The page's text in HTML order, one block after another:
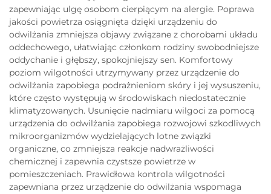
zapewniając ulgę osobom cierpiącym na alergie. Poprawa
jakości powietrza osiągnięta dzięki urządzeniu do
odwilżania zmniejsza objawy związane z chorobami układu
oddechowego, ułatwiając członkom rodziny swobodniejsze
oddychanie i głębszy, spokojniejszy sen. Komfortowy
poziom wilgotności utrzymywany przez urządzenie do
odwilżania zapobiega podrażnieniom skóry i jej wysuszeniu,
które często występują w środowiskach niedostatecznie
klimatyzowanych. Usunięcie nadmiaru wilgoci za pomocą
urządzenia do odwilżania zapobiega rozwojowi szkodliwych
mikroorganizmów wydzielających lotne związki
organiczne, co zmniejsza reakcje nadwrażliwości
chemicznej i zapewnia czystsze powietrze w
pomieszczeniach. Prawidłowa kontrola wilgotności
zapewniana przez urządzenie do odwilżania wspomaga